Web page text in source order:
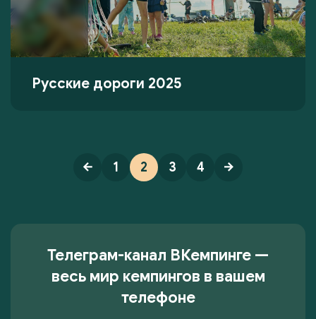
Русские дороги 2025
1 2 3 4
Телеграм-канал ВКемпинге —
весь мир кемпингов в вашем
телефоне